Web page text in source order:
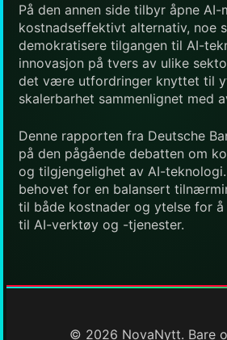
På den annen side tilbyr åpne
kostnadseffektivt alternativ, noe
demokratisere tilgangen til AI-
innovasjon på tvers av ulike
det være utfordringer knyttet til
skalerbarhet sammenlignet med
Denne rapporten fra Deutsche
på den pågående debatten om
og tilgjengelighet av AI-
behovet for en balansert
til både kostnader og ytelse for
til AI-verktøy og -tjenester.
© 2026 NovaNytt. Bare